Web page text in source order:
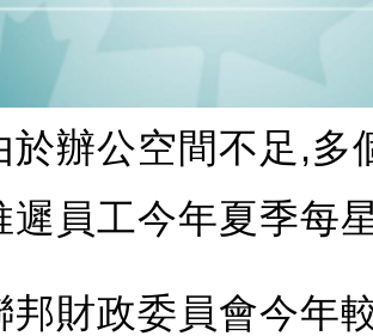
於辦公空間不足,多
遲員工今年夏季每
邦財政委員會今年